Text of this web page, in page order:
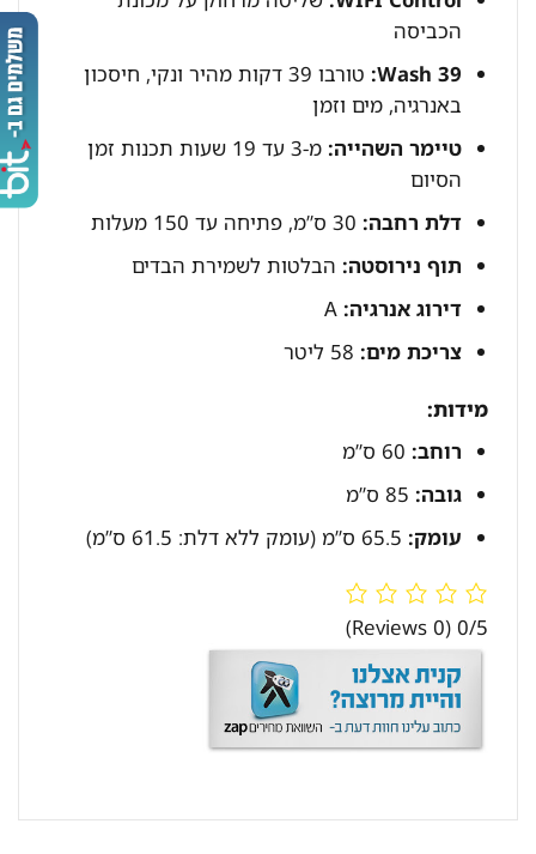
הכביסה
Wash 39:
טורבו 39 דקות מהיר ונקי, חיסכון
באנרגיה, מים וזמן
טיימר השהייה:
מ-3 עד 19 שעות תכנות זמן
הסיום
דלת רחבה:30 ס”מ, פתיחה עד 150 מעלות
תוף נירוסטה:הבלטות לשמירת הבדים
דירוג אנרגיה:A
צריכת מים:58 ליטר
מידות:
רוחב:60 ס”מ
גובה:85 ס”מ
עומק:65.5 ס”מ (עומק ללא דלת: 61.5 ס”מ)
0/5
(0 Reviews)